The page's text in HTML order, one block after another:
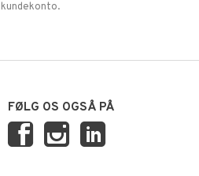
kundekonto.
FØLG OS OGSÅ PÅ